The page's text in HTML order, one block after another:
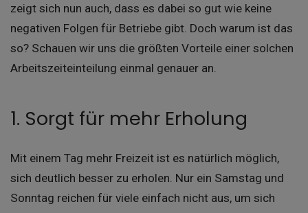
zeigt sich nun auch, dass es dabei so gut wie keine
negativen Folgen für Betriebe gibt. Doch warum ist das
so? Schauen wir uns die größten Vorteile einer solchen
Arbeitszeiteinteilung einmal genauer an.
1. Sorgt für mehr Erholung
Mit einem Tag mehr Freizeit ist es natürlich möglich,
sich deutlich besser zu erholen. Nur ein Samstag und
Sonntag reichen für viele einfach nicht aus, um sich